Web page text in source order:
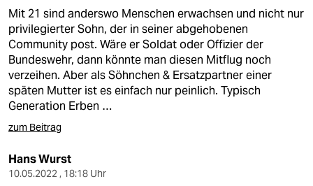
Mit 21 sind anderswo Menschen erwachsen und nicht nur
privilegierter Sohn, der in seiner abgehobenen
Community post. Wäre er Soldat oder Offizier der
Bundeswehr, dann könnte man diesen Mitflug noch
verzeihen. Aber als Söhnchen & Ersatzpartner einer
späten Mutter ist es einfach nur peinlich. Typisch
Generation Erben …
zum Beitrag
Hans Wurst
10.05.2022 , 18:18 Uhr